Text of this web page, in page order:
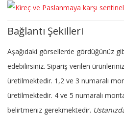
Bağlantı Şekilleri
Aşağıdaki görsellerde gördüğünüz
edebilirsiniz. Sipariş verilen
üretilmektedir. 1,2 ve 3 numaralı
üretilmektedir. 4 ve 5 numaralı
belirtmeniz gerekmektedir.